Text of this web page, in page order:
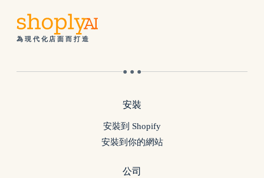
為現代化店面而打造
● ● ●
安裝
安裝到 Shopify
安裝到你的網站
公司